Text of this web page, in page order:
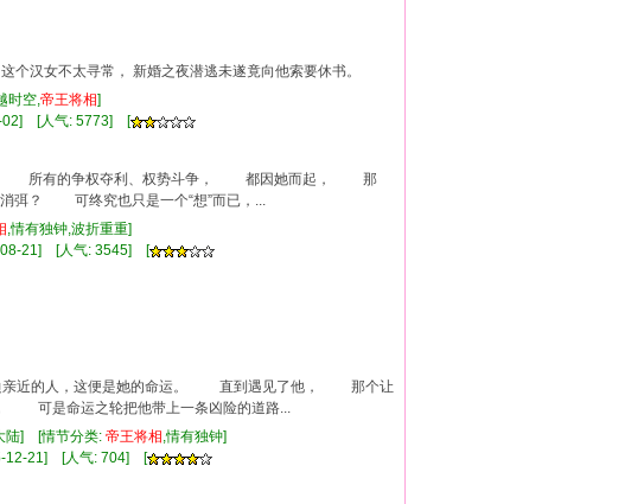
汉女不太寻常， 新婚之夜潜逃未遂竟向他索要休书。
时空,帝王将相]
02] [人气: 5773] [
所有的争权夺利、权势斗争， 都因她而起， 那
弭？ 可终究也只是一个“想”而已，...
,情有独钟,波折重重]
08-21] [人气: 3545] [
近的人，这便是她的命运。 直到遇见了他， 那个让
可是命运之轮把他带上一条凶险的道路...
陆] [情节分类: 帝王将相,情有独钟]
12-21] [人气: 704] [